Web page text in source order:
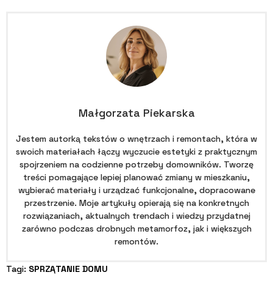
Małgorzata Piekarska
Jestem autorką tekstów o wnętrzach i remontach, która w
swoich materiałach łączy wyczucie estetyki z praktycznym
spojrzeniem na codzienne potrzeby domowników. Tworzę
treści pomagające lepiej planować zmiany w mieszkaniu,
wybierać materiały i urządzać funkcjonalne, dopracowane
przestrzenie. Moje artykuły opierają się na konkretnych
rozwiązaniach, aktualnych trendach i wiedzy przydatnej
zarówno podczas drobnych metamorfoz, jak i większych
remontów.
Tagi: SPRZĄTANIE DOMU